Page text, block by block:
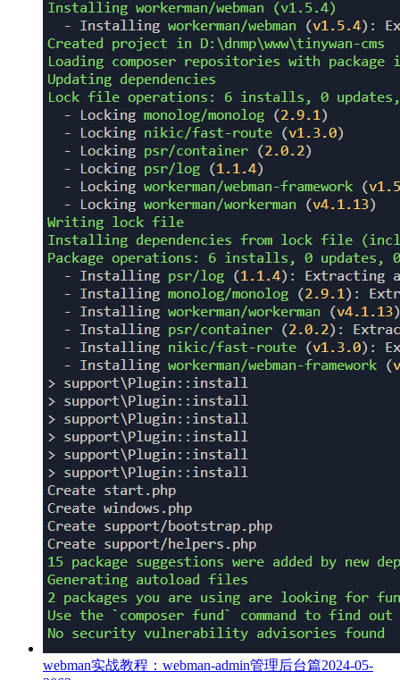
webman实战教程：webman-admin管理后台篇2024-05-